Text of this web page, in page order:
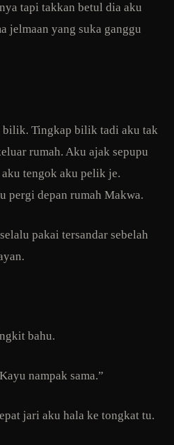
tapi takkan betul dia aku
jelmaan yang suka ganggu
Tingkap bilik tadi aku tak
rumah. Aku ajak sepupu
tengok aku pelik je.
pergi depan rumah Makwa.
pakai tersandar sebelah
bahu.
nampak sama.”
jari aku hala ke tongkat tu.